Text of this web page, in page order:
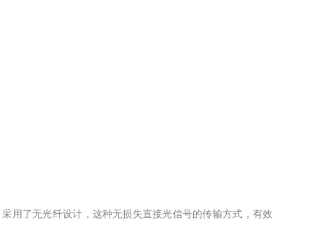
无光纤设计，这种无损失直接光信号的传输方式，有效